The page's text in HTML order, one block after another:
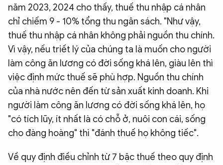
năm 2023, 2024 cho thấy, thuế thu nhập cá nhân
chỉ chiếm 9 - 10% tổng thu ngân sách. "Như vậy,
thuế thu nhập cá nhân không phải nguồn thu chính.
Vì vậy, nếu triết lý của chúng ta là muốn cho người
làm công ăn lương có đời sống khá lên, giàu lên thì
việc định mức thuế sẽ phù hợp. Nguồn thu chính
của nhà nước nên đến từ sản xuất kinh doanh. Khi
người làm công ăn lương có đời sống khá lên, họ
"có tích lũy, ít nhất là có chỗ ở, nuôi con cái, sống
cho đàng hoàng" thì "đánh thuế họ không tiếc".
Về quy định điều chỉnh từ 7 bậc thuế theo quy định